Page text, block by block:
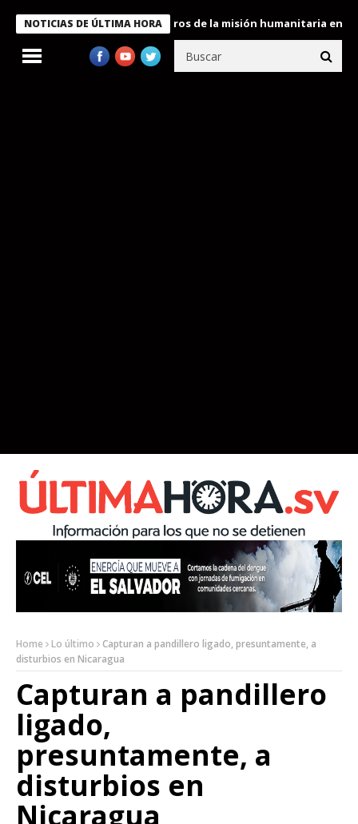
NOTICIAS DE ÚLTIMA HORA
Bukele condecora a miembros de la misión humanitaria enviada
Home Lo último
Capturan a pandillero ligado, presuntamente, a
disturbios en Nicaragua
Capturan a pandillero
ligado,
presuntamente, a
disturbios en
Nicaragua